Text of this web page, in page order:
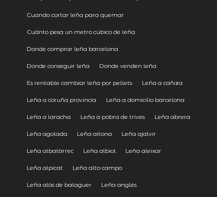
Cuando cortar leña para quemar
Cuánto pesa un metro cúbico de leña
Donde comprar leña barcelona
Donde conseguir leña Donde venden leña
Es rentable cambiar leña por pellets Leña a cañiza
Leña a coruña provincia Leña a domicilio barcelona
Leña a laracha Leña a pobra de trives Leña abrera
Leña agolada Leña aitona Leña ajalvir
Leña albatàrrec Leña albiol Leña aleixar
Leña alpicat Leña alto campo
Leña alòs de balaguer Leña anglés